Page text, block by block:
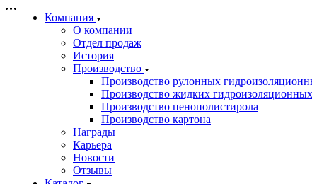
Компания
О компании
Отдел продаж
История
Производство
Производство рулонных
Производство жидких
Производство пенополистирола
Производство картона
Награды
Карьера
Новости
Отзывы